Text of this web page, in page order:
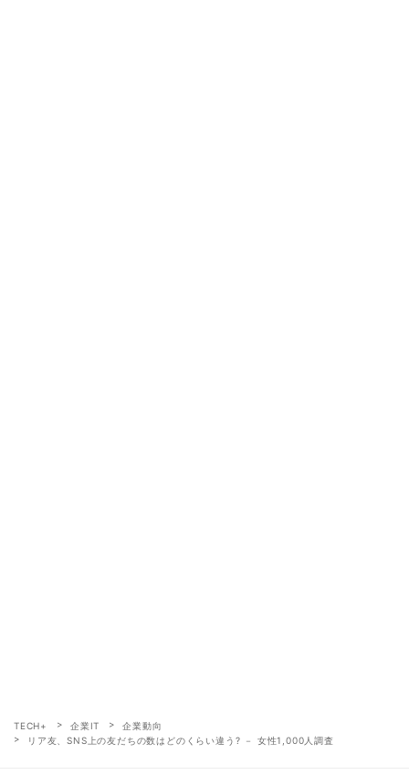
TECH+ 企業IT
企業動向
リア友、SNS上の友だちの数はどのくらい違う? － 女性1,000人調査